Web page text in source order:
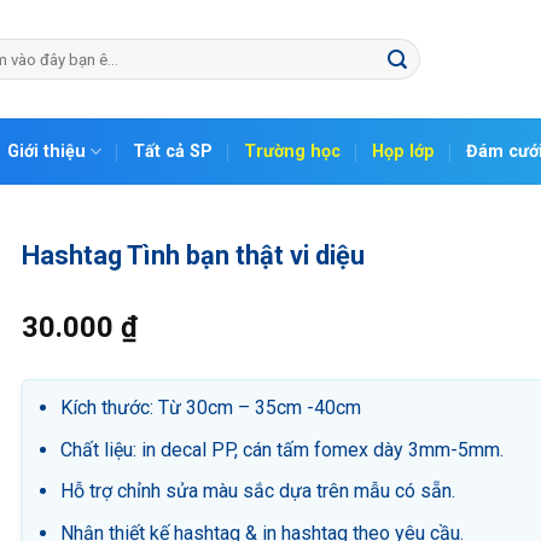
Giới thiệu Tất cả SP Trường học Họp lớp Đám
Hashtag Tình bạn thật vi diệu
30.000 ₫
Kích thước: Từ 30cm – 35cm -40cm
Chất liệu: in decal PP, cán tấm fomex dày 3mm-5mm.
Hỗ trợ chỉnh sửa màu sắc dựa trên mẫu có sẵn.
Nhận thiết kế hashtag & in hashtag theo yêu cầu.